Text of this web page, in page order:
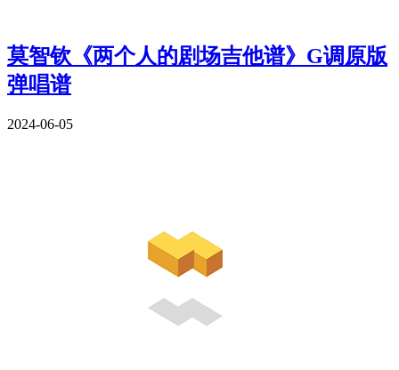
莫智钦《两个人的剧场吉他谱》G调原版
弹唱谱
2024-06-05